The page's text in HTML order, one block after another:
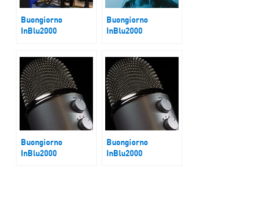
Buongiorno
InBlu2000
Buongiorno
InBlu2000
Buongiorno
InBlu2000
Buongiorno
InBlu2000